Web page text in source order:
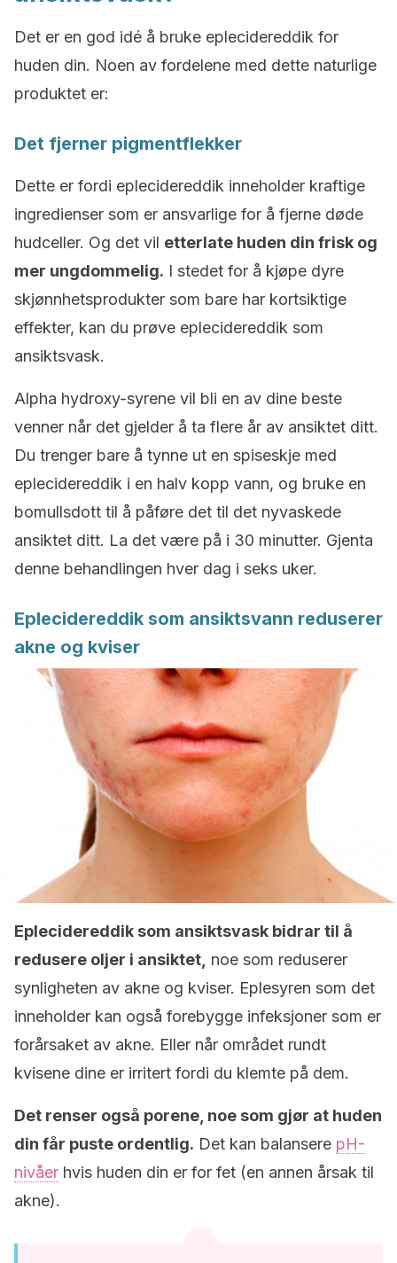
Det er en god idé å bruke eplecidereddik for
huden din. Noen av fordelene med dette naturlige
produktet er:
Det fjerner pigmentflekker
Dette er fordi eplecidereddik inneholder kraftige
ingredienser som er ansvarlige for å fjerne døde
hudceller. Og det vil etterlate huden din frisk og
mer ungdommelig. I stedet for å kjøpe dyre
skjønnhetsprodukter som bare har kortsiktige
effekter, kan du prøve eplecidereddik som
ansiktsvask.
Alpha hydroxy-syrene vil bli en av dine beste
venner når det gjelder å ta flere år av ansiktet ditt.
Du trenger bare å tynne ut en spiseskje med
eplecidereddik i en halv kopp vann, og bruke en
bomullsdott til å påføre det til det nyvaskede
ansiktet ditt. La det være på i 30 minutter. Gjenta
denne behandlingen hver dag i seks uker.
Eplecidereddik som ansiktsvann reduserer
akne og kviser
Eplecidereddik som ansiktsvask bidrar til å
redusere oljer i ansiktet, noe som reduserer
synligheten av akne og kviser. Eplesyren som det
inneholder kan også forebygge infeksjoner som er
forårsaket av akne. Eller når området rundt
kvisene dine er irritert fordi du klemte på dem.
Det renser også porene, noe som gjør at huden
din får puste ordentlig. Det kan balansere pH-
nivåer hvis huden din er for fet (en annen årsak til
akne).